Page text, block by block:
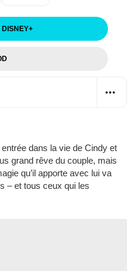
DISNEY+
dans la vie de Cindy et
grand rêve du couple, mais
qu’il apporte avec lui va
– et tous ceux qui les